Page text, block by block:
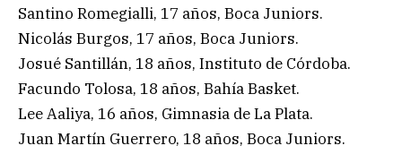
Santino Romegialli, 17 años, Boca Juniors.
Nicolás Burgos, 17 años, Boca Juniors.
Josué Santillán, 18 años, Instituto de Córdoba.
Facundo Tolosa, 18 años, Bahía Basket.
Lee Aaliya, 16 años, Gimnasia de La Plata.
Juan Martín Guerrero, 18 años, Boca Juniors.